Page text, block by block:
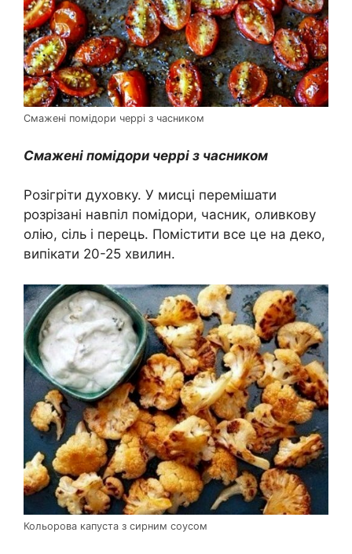
Смажені помідори черрі з часником
Смажені помідори черрі з часником
Розігріти духовку. У мисці перемішати
розрізані навпіл помідори, часник, оливкову
олію, сіль і перець. Помістити все це на деко,
випікати 20-25 хвилин.
Кольорова капуста з сирним соусом